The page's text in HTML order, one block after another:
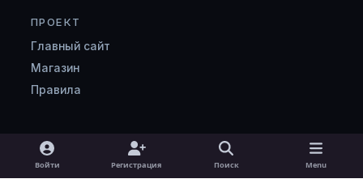
ПРОЕКТ
Главный сайт
Магазин
Правила
Light ModeDark ModeSystem Preference
v
k
Войти Регистрация Поиск Menu